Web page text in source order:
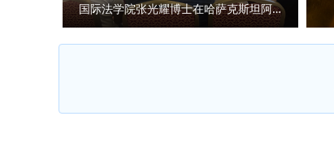
国际法学院张光耀博士在哈萨克斯坦阿拉木图开展科研与社会服务活动